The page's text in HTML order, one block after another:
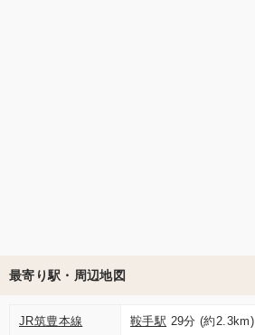
最寄り駅・周辺地図
JR筑豊本線 鞍手駅 29分 (約2.3km)